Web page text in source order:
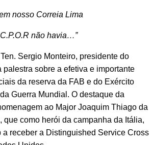
nosso Correia Lima
C.P.O.R não havia…”
Sergio Monteiro, presidente do
sobre a efetiva e importante
da reserva da FAB e do Exército
Guerra Mundial. O destaque da
ao Major Joaquim Thiago da
que como herói da campanha da Itália,
receber a Distinguished Service Cross